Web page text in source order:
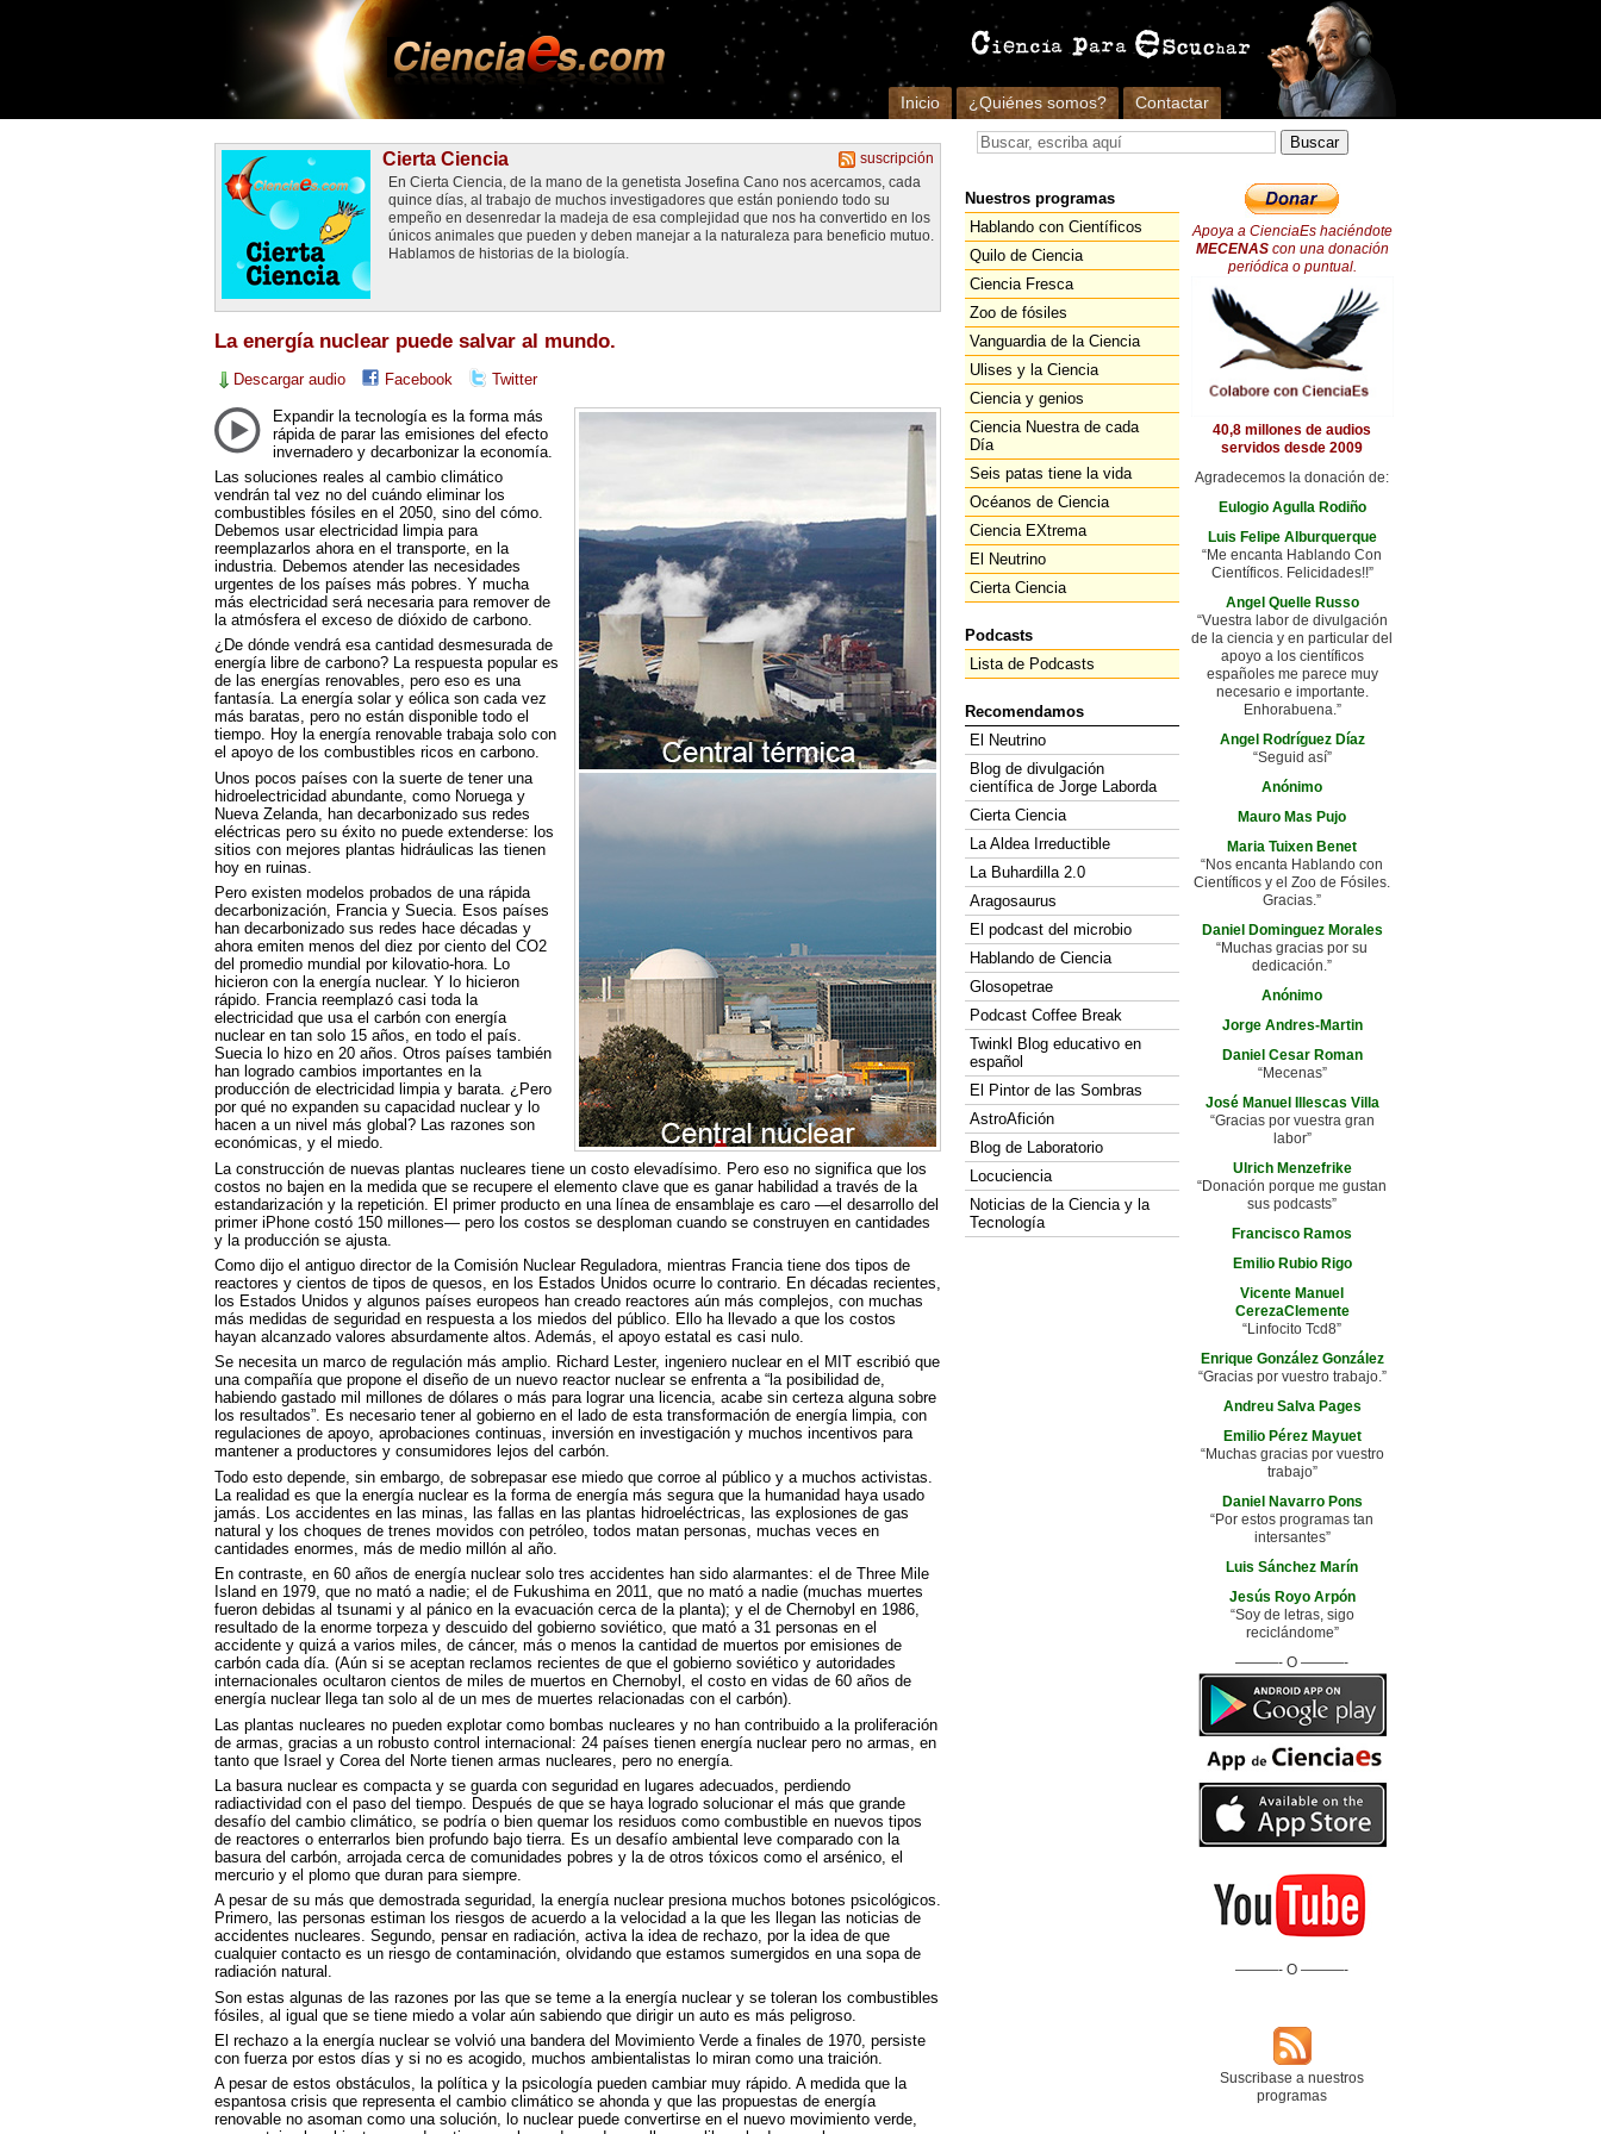
Inicio ¿Quiénes somos? Contactar
suscripción
Cierta Ciencia
En Cierta Ciencia, de la mano de la genetista Josefina Cano nos acercamos, cada
quince días, al trabajo de muchos investigadores que están poniendo todo su
empeño en desenredar la madeja de esa complejidad que nos ha convertido en los
únicos animales que pueden y deben manejar a la naturaleza para beneficio mutuo.
Hablamos de historias de la biología.
La energía nuclear puede salvar al mundo.
Descargar audio Facebook Twitter
Expandir la tecnología es la forma más
rápida de parar las emisiones del efecto
invernadero y decarbonizar la economía.
Las soluciones reales al cambio climático
vendrán tal vez no del cuándo eliminar los
combustibles fósiles en el 2050, sino del cómo.
Debemos usar electricidad limpia para
reemplazarlos ahora en el transporte, en la
industria. Debemos atender las necesidades
urgentes de los países más pobres. Y mucha
más electricidad será necesaria para remover de
la atmósfera el exceso de dióxido de carbono.
¿De dónde vendrá esa cantidad desmesurada de
energía libre de carbono? La respuesta popular es
de las energías renovables, pero eso es una
fantasía. La energía solar y eólica son cada vez
más baratas, pero no están disponible todo el
tiempo. Hoy la energía renovable trabaja solo con
el apoyo de los combustibles ricos en carbono.
Unos pocos países con la suerte de tener una
hidroelectricidad abundante, como Noruega y
Nueva Zelanda, han decarbonizado sus redes
eléctricas pero su éxito no puede extenderse: los
sitios con mejores plantas hidráulicas las tienen
hoy en ruinas.
Pero existen modelos probados de una rápida
decarbonización, Francia y Suecia. Esos países
han decarbonizado sus redes hace décadas y
ahora emiten menos del diez por ciento del CO2
del promedio mundial por kilovatio-hora. Lo
hicieron con la energía nuclear. Y lo hicieron
rápido. Francia reemplazó casi toda la
electricidad que usa el carbón con energía
nuclear en tan solo 15 años, en todo el país.
Suecia lo hizo en 20 años. Otros países también
han logrado cambios importantes en la
producción de electricidad limpia y barata. ¿Pero
por qué no expanden su capacidad nuclear y lo
hacen a un nivel más global? Las razones son
económicas, y el miedo.
La construcción de nuevas plantas nucleares tiene un costo elevadísimo. Pero eso no significa que los
costos no bajen en la medida que se recupere el elemento clave que es ganar habilidad a través de la
estandarización y la repetición. El primer producto en una línea de ensamblaje es caro —el desarrollo del
primer iPhone costó 150 millones— pero los costos se desploman cuando se construyen en cantidades
y la producción se ajusta.
Como dijo el antiguo director de la Comisión Nuclear Reguladora, mientras Francia tiene dos tipos de
reactores y cientos de tipos de quesos, en los Estados Unidos ocurre lo contrario. En décadas recientes,
los Estados Unidos y algunos países europeos han creado reactores aún más complejos, con muchas
más medidas de seguridad en respuesta a los miedos del público. Ello ha llevado a que los costos
hayan alcanzado valores absurdamente altos. Además, el apoyo estatal es casi nulo.
Se necesita un marco de regulación más amplio. Richard Lester, ingeniero nuclear en el MITescribió que
una compañía que propone el diseño de un nuevo reactor nuclear se enfrenta a “la posibilidad de,
habiendo gastado mil millones de dólares o más para lograr una licencia, acabe sin certeza alguna sobre
los resultados”. Es necesario tener al gobierno en el lado de esta transformación de energía limpia, con
regulaciones de apoyo, aprobaciones continuas, inversión en investigación y muchos incentivos para
mantener a productores y consumidores lejos del carbón.
Todo esto depende, sin embargo, de sobrepasar ese miedo que corroe al público y a muchos activistas.
La realidad es que la energía nuclear es la forma de energía más segura que la humanidad haya usado
jamás. Los accidentes en las minas, las fallas en las plantas hidroeléctricas, las explosiones de gas
natural y los choques de trenes movidos con petróleo, todos matan personas, muchas veces en
cantidades enormes, más de medio millón al año.
En contraste, en 60 años de energía nuclear solo tres accidentes han sido alarmantes: el de Three Mile
Island en 1979, que no mató a nadie; el de Fukushima en 2011, que no mató a nadie (muchas muertes
fueron debidas al tsunami y al pánico en la evacuación cerca de la planta); y el de Chernobyl en 1986,
resultado de la enorme torpeza y descuido del gobierno soviético, que mató a 31 personas en el
accidente y quizá a varios miles, de cáncer, más o menos la cantidad de muertos por emisiones de
carbón cada día. (Aún si se aceptan reclamos recientes de que el gobierno soviético y autoridades
internacionales ocultaron cientos de miles de muertos en Chernobyl, el costo en vidas de 60 años de
energía nuclear llega tan solo al de un mes de muertes relacionadas con el carbón).
Las plantas nucleares no pueden explotar como bombas nucleares y no han contribuido a la proliferación
de armas, gracias a un robusto control internacional: 24 países tienen energía nuclear pero no armas, en
tanto que Israel y Corea del Norte tienen armas nucleares, pero no energía.
La basura nuclear es compacta y se guarda con seguridad en lugares adecuados, perdiendo
radiactividad con el paso del tiempo. Después de que se haya logrado solucionar el más que grande
desafío del cambio climático, se podría o bien quemar los residuos como combustible en nuevos tipos
de reactores o enterrarlos bien profundo bajo tierra. Es un desafío ambiental leve comparado con la
basura del carbón, arrojada cerca de comunidades pobres y la de otros tóxicos como el arsénico, el
mercurio y el plomo que duran para siempre.
A pesar de su más que demostrada seguridad, la energía nuclear presiona muchos botones psicológicos.
Primero, las personas estiman los riesgos de acuerdo a la velocidad a la que les llegan las noticias de
accidentes nucleares. Segundo, pensar en radiación, activa la idea de rechazo, por la idea de que
cualquier contacto es un riesgo de contaminación, olvidando que estamos sumergidos en una sopa de
radiación natural.
Son estas algunas de las razones por las que se teme a la energía nuclear y se toleran los combustibles
fósiles, al igual que se tiene miedo a volar aún sabiendo que dirigir un auto es más peligroso.
El rechazo a la energía nuclear se volvió una bandera del Movimiento Verde a finales de 1970, persiste
con fuerza por estos días y si no es acogido, muchos ambientalistas lo miran como una traición.
A pesar de estos obstáculos, la política y la psicología pueden cambiar muy rápido. A medida que la
espantosa crisis que representa el cambio climático se ahonda y que las propuestas de energía
renovable no asoman como una solución, lo nuclear puede convertirse en el nuevo movimiento verde,
Nuestros programas
Hablando con Científicos
Quilo de Ciencia
Ciencia Fresca
Zoo de fósiles
Vanguardia de la Ciencia
Ulises y la Ciencia
Ciencia y genios
Ciencia Nuestra de cada
Día
Seis patas tiene la vida
Océanos de Ciencia
Ciencia EXtrema
El Neutrino
Cierta Ciencia
Podcasts
Lista de Podcasts
Recomendamos
El Neutrino
Blog de divulgación
científica de Jorge Laborda
Cierta Ciencia
La Aldea Irreductible
La Buhardilla 2.0
Aragosaurus
El podcast del microbio
Hablando de Ciencia
Glosopetrae
Podcast Coffee Break
Twinkl Blog educativo en
español
El Pintor de las Sombras
AstroAfición
Blog de Laboratorio
Locuciencia
Noticias de la Ciencia y la
Tecnología
Apoya a CienciaEs haciéndote
MECENAScon una donación
periódica o puntual.
40,8 millones de audios
servidos desde 2009
Agradecemos la donación de:
Eulogio Agulla Rodiño
Luis Felipe Alburquerque
“Me encanta Hablando Con
Científicos. Felicidades!!”
Angel Quelle Russo
“Vuestra labor de divulgación
de la ciencia y en particular del
apoyo a los científicos
españoles me parece muy
necesario e importante.
Enhorabuena.”
Angel Rodríguez Díaz
“Seguid así”
Anónimo
Mauro Mas Pujo
Maria Tuixen Benet
“Nos encanta Hablando con
Científicos y el Zoo de Fósiles.
Gracias.”
Daniel Dominguez Morales
“Muchas gracias por su
dedicación.”
Anónimo
Jorge Andres-Martin
Daniel Cesar Roman
“Mecenas”
José Manuel Illescas Villa
“Gracias por vuestra gran
labor”
Ulrich Menzefrike
“Donación porque me gustan
sus podcasts”
Francisco Ramos
Emilio Rubio Rigo
Vicente Manuel
CerezaClemente
“Linfocito Tcd8”
Enrique González González
“Gracias por vuestro trabajo.”
Andreu Salva Pages
Emilio Pérez Mayuet
“Muchas gracias por vuestro
trabajo”
Daniel Navarro Pons
“Por estos programas tan
intersantes”
Luis Sánchez Marín
Jesús Royo Arpón
“Soy de letras, sigo
reciclándome”
———- O ———-
———- O ———-
Suscribase a nuestros
programas